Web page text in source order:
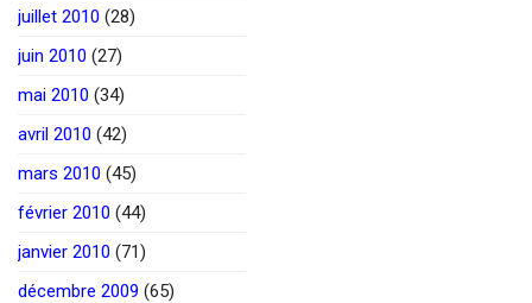
juillet 2010 (28)
juin 2010 (27)
mai 2010 (34)
avril 2010 (42)
mars 2010 (45)
février 2010 (44)
janvier 2010 (71)
décembre 2009 (65)